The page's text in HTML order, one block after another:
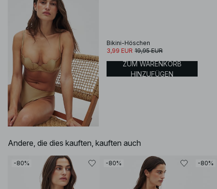
Bikini-Höschen
3,99 EUR 19,95 EUR
ZUM WARENKORB
HINZUFÜGEN
Andere, die dies kauften, kauften auch
-80% -80% -80%